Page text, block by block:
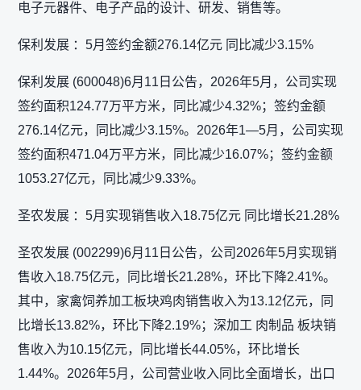
电子元器件、电子产品的设计、研发、销售等。
保利发展 ：5月签约金额276.14亿元 同比减少3.15%
保利发展 (600048)6月11日公告，2026年5月，公司实现
签约面积124.77万平方米，同比减少4.32%；签约金额
276.14亿元，同比减少3.15%。2026年1—5月，公司实现
签约面积471.04万平方米，同比减少16.07%；签约金额
1053.27亿元，同比减少9.33%。
圣农发展 ：5月实现销售收入18.75亿元 同比增长21.28%
圣农发展 (002299)6月11日公告，公司2026年5月实现销
售收入18.75亿元，同比增长21.28%，环比下降2.41%。
其中，家禽饲养加工板块鸡肉销售收入为13.12亿元，同
比增长13.82%，环比下降2.19%；深加工 肉制品 板块销
售收入为10.15亿元，同比增长44.05%，环比增长
1.44%。2026年5月，公司营业收入同比全面增长，出口